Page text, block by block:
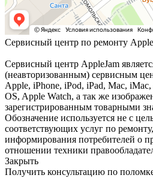
Сервисный центр по ремонту
Сервисный центр AppleJam
(неавторизованным) сервисным
Apple, iPhone, iPod, iPad, Mac,
OS, Apple Watch, а так же
зарегистрированным товарными
Обозначение используется не с
соответствующих услуг по
информирования потребителей о
отношении техники
Закрыть
Получить консультацию по